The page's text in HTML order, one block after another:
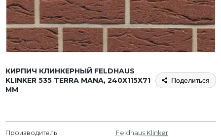
КИРПИЧ КЛИНКЕРНЫЙ FELDHAUS
KLINKER 535 TERRA MANA, 240Х115Х71
ММ
Поделиться
Производитель
Feldhaus Klinker